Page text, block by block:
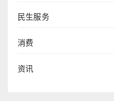
民生服务
消费
资讯